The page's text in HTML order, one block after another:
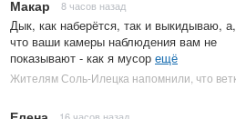
Макар 8 часов назад
Дык, как наберётся, так и выкидываю, а,
что ваши камеры наблюдения вам не
показывают - как я мусор ещё